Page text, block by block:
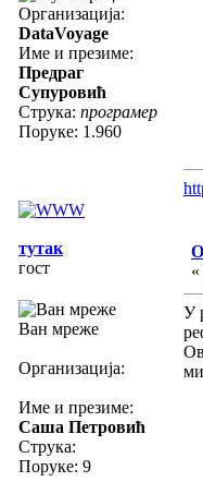
Организација:
DataVoyage
Име и презиме:
Предраг
Супуровић
Струка: програмер
Поруке: 1.960
тутак
гост
Ван мреже
Организација:
Име и презиме:
Саша Петровић
Струка:
Поруке: 9
«
У